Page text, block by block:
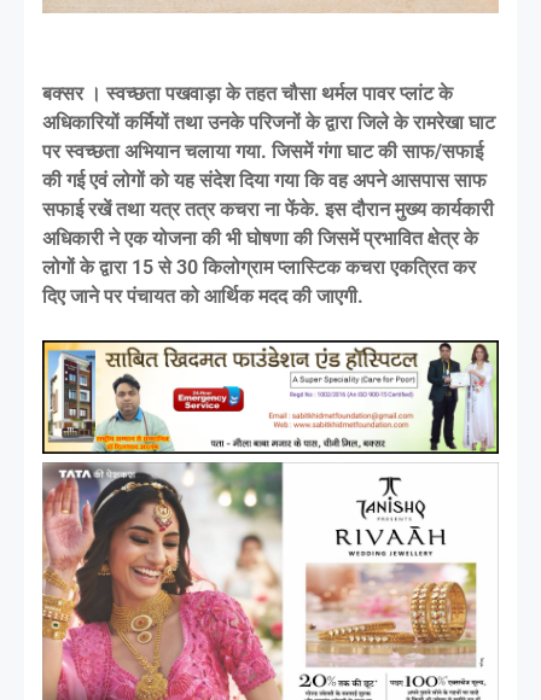
बक्सर । स्वच्छता पखवाड़ा के तहत चौसा थर्मल पावर प्लांट के
अधिकारियों कर्मियों तथा उनके परिजनों के द्वारा जिले के रामरेखा घाट
पर स्वच्छता अभियान चलाया गया. जिसमें गंगा घाट की साफ/सफाई
की गई एवं लोगों को यह संदेश दिया गया कि वह अपने आसपास साफ
सफाई रखें तथा यत्र तत्र कचरा ना फेंके. इस दौरान मुख्य कार्यकारी
अधिकारी ने एक योजना की भी घोषणा की जिसमें प्रभावित क्षेत्र के
लोगों के द्वारा 15 से 30 किलोग्राम प्लास्टिक कचरा एकत्रित कर
दिए जाने पर पंचायत को आर्थिक मदद की जाएगी.